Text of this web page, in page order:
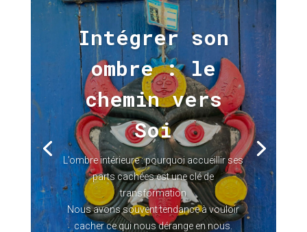
Intégrer son
ombre : le
chemin vers
Soi
L’ombre intérieure : pourquoi accueillir ses
parts cachées est une clé de
transformation
Nous avons souvent tendance à vouloir
cacher ce qui nous dérange en nous.